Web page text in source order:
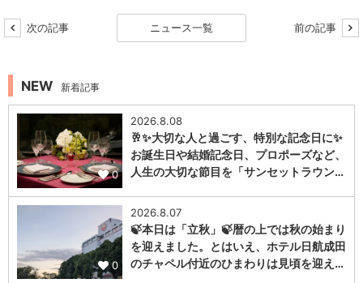
次の記事 ニュース一覧 前の記事
NEW 新着記事
0
2026.8.08
🥂✨大切な人と過ごす、特別な記念日に✨
お誕生日や結婚記念日、プロポーズなど、
人生の大切な節目を「サンセットラウン…
0
2026.8.07
🍃本日は「立秋」🍃暦の上では秋の始まり
を迎えました。とはいえ、ホテル日航成田
のチャペル付近のひまわりは見頃を迎え…